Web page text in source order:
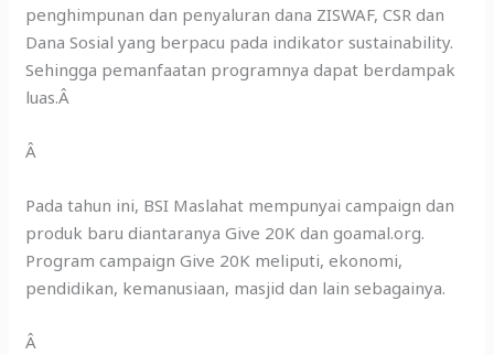
penghimpunan dan penyaluran dana ZISWAF, CSR dan
Dana Sosial yang berpacu pada indikator sustainability.
Sehingga pemanfaatan programnya dapat berdampak
luas.Â
Â
Pada tahun ini, BSI Maslahat mempunyai campaign dan
produk baru diantaranya Give 20K dan goamal.org.
Program campaign Give 20K meliputi, ekonomi,
pendidikan, kemanusiaan, masjid dan lain sebagainya.
Â